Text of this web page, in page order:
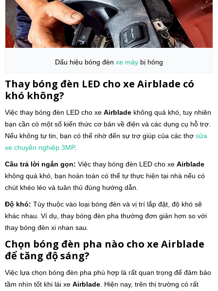
Dấu hiệu bóng đèn xe máy bị hỏng
Thay bóng đèn LED cho xe Airblade có
khó không?
Việc thay bóng đèn LED cho xe Airblade không quá khó, tuy nhiên
bạn cần có một số kiến thức cơ bản về điện và các dụng cụ hỗ trợ.
Nếu không tự tin, bạn có thể nhờ đến sự trợ giúp của các thợ sửa
xe chuyên nghiệp 3MP.
Câu trả lời ngắn gọn: Việc thay bóng đèn LED cho xe Airblade
không quá khó, bạn hoàn toàn có thể tự thực hiện tại nhà nếu có
chút khéo léo và tuân thủ đúng hướng dẫn.
Độ khó: Tùy thuộc vào loại bóng đèn và vị trí lắp đặt, độ khó sẽ
khác nhau. Ví dụ, thay bóng đèn pha thường đơn giản hơn so với
thay bóng đèn xi nhan sau.
Chọn bóng đèn pha nào cho xe Airblade
để tăng độ sáng?
Việc lựa chọn bóng đèn pha phù hợp là rất quan trọng để đảm bảo
tầm nhìn tốt khi lái xe Airblade . Hiện nay, trên thị trường có rất